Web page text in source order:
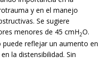
y en el manejo
Se sugiere
menores de 45 cmH2O.
puede reflejar un aumento en
la distensibilidad. Sin